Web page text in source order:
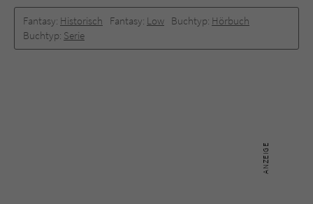
Fantasy: Historisch Fantasy: Low Buchtyp: Hörbuch
Buchtyp: Serie